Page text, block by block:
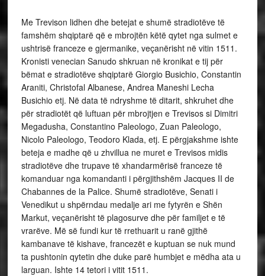
Me Trevison lidhen dhe betejat e shumë stradiotëve të
famshëm shqiptarë që e mbrojtën këtë qytet nga sulmet e
ushtrisë franceze e gjermanike, veçanërisht në vitin 1511.
Kronisti venecian Sanudo shkruan në kronikat e tij për
bëmat e stradiotëve shqiptarë Giorgio Busichio, Constantin
Araniti, Christofal Albanese, Andrea Maneshi Lecha
Busichio etj. Në data të ndryshme të ditarit, shkruhet dhe
për stradiotët që luftuan për mbrojtjen e Trevisos si Dimitri
Megadusha, Constantino Paleologo, Zuan Paleologo,
Nicolo Paleologo, Teodoro Klada, etj. E përgjakshme ishte
beteja e madhe që u zhvillua ne muret e Trevisos midis
stradiotëve dhe trupave të xhandarmërisë franceze të
komanduar nga komandanti i përgjithshëm Jacques II de
Chabannes de la Palice. Shumë stradiotëve, Senati i
Venedikut u shpërndau medalje ari me fytyrën e Shën
Markut, veçanërisht të plagosurve dhe për familjet e të
vrarëve. Më së fundi kur të rrethuarit u ranë gjithë
kambanave të kishave, francezët e kuptuan se nuk mund
ta pushtonin qytetin dhe duke parë humbjet e mëdha ata u
larguan. Ishte 14 tetori i vitit 1511.